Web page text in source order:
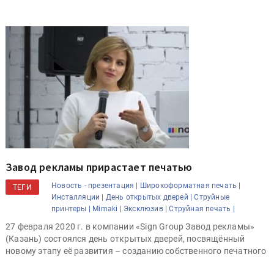
Завод рекламы прирастает печатью
ТЕГИ Новость - презентация | Широкоформатная печать |
Инсталляции | День открытых дверей | Струйные
принтеры | Mimaki | Эксклюзив | Струйная печать |
27 февраля 2020 г. в компании «Sign Group Завод рекламы»
(Казань) состоялся день открытых дверей, посвящённый
новому этапу её развития – созданию собственного печатного